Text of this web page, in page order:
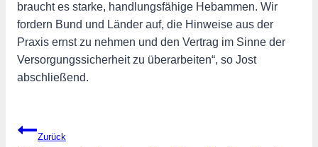
braucht es starke, handlungsfähige Hebammen. Wir
fordern Bund und Länder auf, die Hinweise aus der
Praxis ernst zu nehmen und den Vertrag im Sinne der
Versorgungssicherheit zu überarbeiten“, so Jost
abschließend.
Beitragsnavigation
Zurück